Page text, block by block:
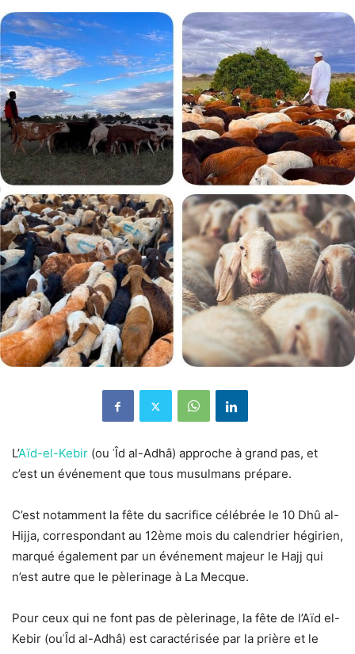
L’Aïd-el-Kebir (ou ʿÎd al-Adhâ) approche à grand pas, et
c’est un événement que tous musulmans prépare.
C’est notamment la fête du sacrifice célébrée le 10 Dhû al-
Hijja, correspondant au 12ème mois du calendrier hégirien,
marqué également par un événement majeur le Hajj qui
n’est autre que le pèlerinage à La Mecque.
Pour ceux qui ne font pas de pèlerinage, la fête de l’Aïd el-
Kebir (ouʿÎd al-Adhâ) est caractérisée par la prière et le